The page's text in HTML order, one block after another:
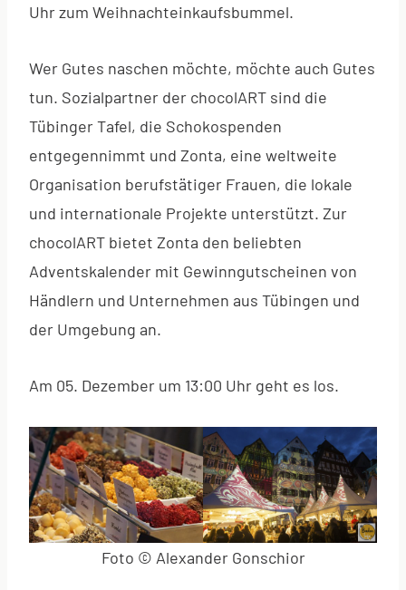
Uhr zum Weihnachteinkaufsbummel.
Wer Gutes naschen möchte, möchte auch Gutes
tun. Sozialpartner der chocolART sind die
Tübinger Tafel, die Schokospenden
entgegennimmt und Zonta, eine weltweite
Organisation berufstätiger Frauen, die lokale
und internationale Projekte unterstützt. Zur
chocolART bietet Zonta den beliebten
Adventskalender mit Gewinngutscheinen von
Händlern und Unternehmen aus Tübingen und
der Umgebung an.
Am 05. Dezember um 13:00 Uhr geht es los.
Foto © Alexander Gonschior